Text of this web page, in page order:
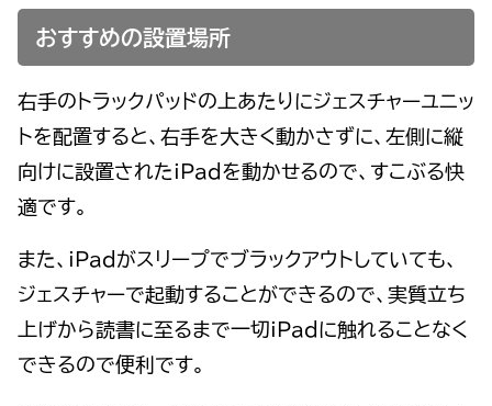
おすすめの設置場所
右手のトラックパッドの上あたりにジェスチャーユニッ
トを配置すると、右手を大きく動かさずに、左側に縦
向けに設置されたiPadを動かせるので、すこぶる快
適です。
また、iPadがスリープでブラックアウトしていても、
ジェスチャーで起動することができるので、実質立ち
上げから読書に至るまで一切iPadに触れることなく
できるので便利です。